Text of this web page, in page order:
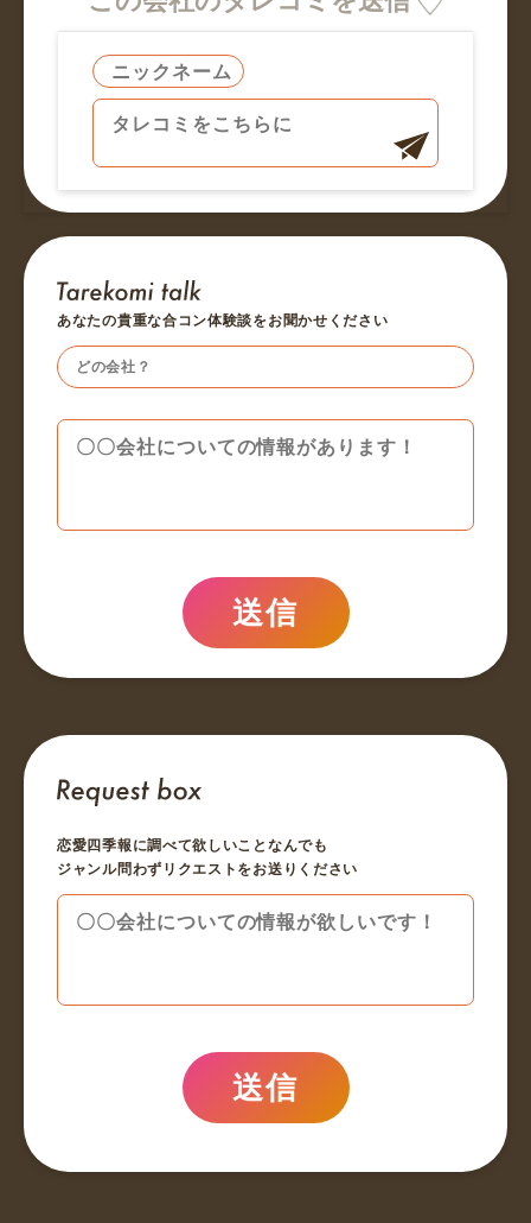
あなたの貴重な合コン体験談をお聞かせください
送信
恋愛四季報に調べて欲しいことなんでも
ジャンル問わずリクエストをお送りください
送信